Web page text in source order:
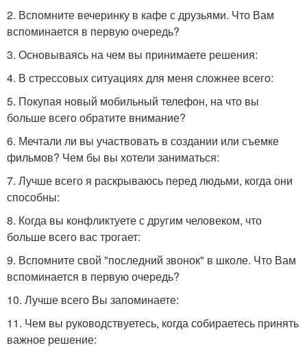
2. Вспомните вечеринку в кафе с друзьями. Что Вам
вспоминается в первую очередь?
3. Основываясь на чем вы принимаете решения:
4. В стрессовых ситуациях для меня сложнее всего:
5. Покупая новый мобильный телефон, на что вы
больше всего обратите внимание?
6. Мечтали ли вы участвовать в создании или съемке
фильмов? Чем бы вы хотели заниматься:
7. Лучше всего я раскрываюсь перед людьми, когда они
способны:
8. Когда вы конфликтуете с другим человеком, что
больше всего вас трогает:
9. Вспомните свой "последний звонок" в школе. Что Вам
вспоминается в первую очередь?
10. Лучше всего Вы запоминаете:
11. Чем вы руководствуетесь, когда собираетесь принять
важное решение: